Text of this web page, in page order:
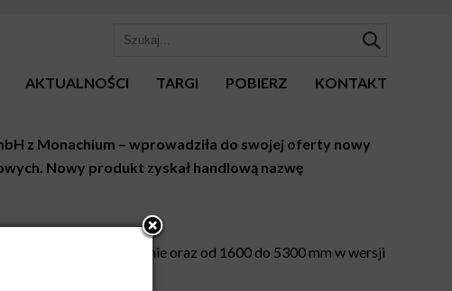
AKTUALNOŚCI TARGI POBIERZ KONTAKT
z Monachium – wprowadziła do swojej oferty nowy
Nowy produkt zyskał handlową nazwę
otwieranej centralnie oraz od 1600 do 5300 mm w wersji
mm.